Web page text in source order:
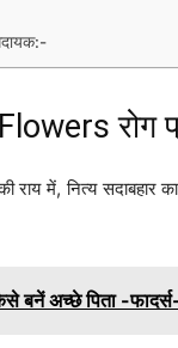
रोग
राय में, नित्य
बनें अच्छे पिता -